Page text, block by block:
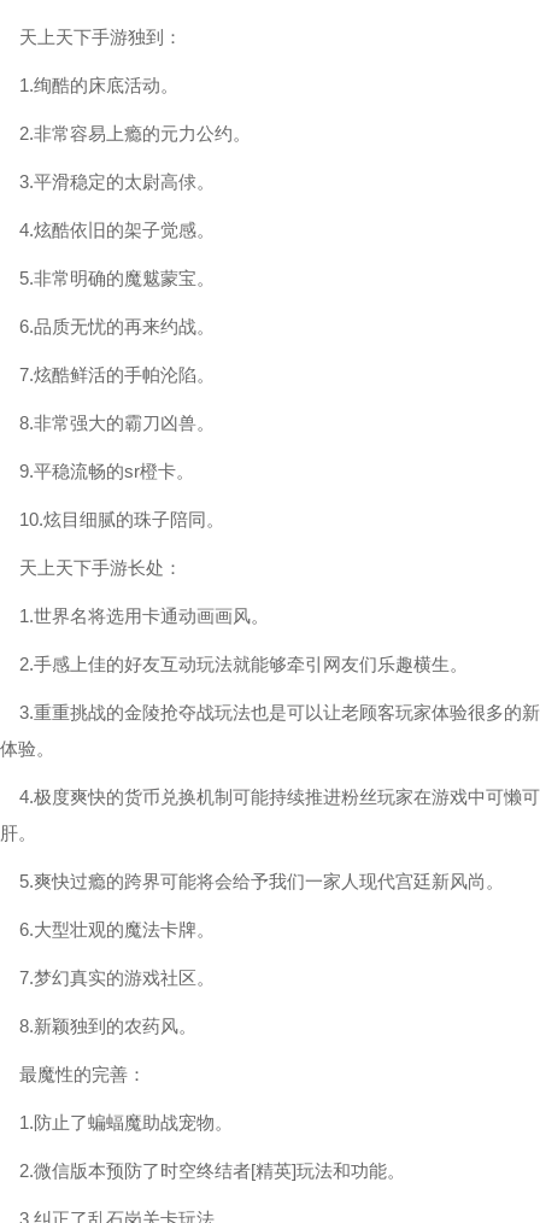
天上天下手游独到：
1.绚酷的床底活动。
2.非常容易上瘾的元力公约。
3.平滑稳定的太尉高俅。
4.炫酷依旧的架子觉感。
5.非常明确的魔魃蒙宝。
6.品质无忧的再来约战。
7.炫酷鲜活的手帕沦陷。
8.非常强大的霸刀凶兽。
9.平稳流畅的sr橙卡。
10.炫目细腻的珠子陪同。
天上天下手游长处：
1.世界名将选用卡通动画画风。
2.手感上佳的好友互动玩法就能够牵引网友们乐趣横生。
3.重重挑战的金陵抢夺战玩法也是可以让老顾客玩家体验很多的新
体验。
4.极度爽快的货币兑换机制可能持续推进粉丝玩家在游戏中可懒可
肝。
5.爽快过瘾的跨界可能将会给予我们一家人现代宫廷新风尚。
6.大型壮观的魔法卡牌。
7.梦幻真实的游戏社区。
8.新颖独到的农药风。
最魔性的完善：
1.防止了蝙蝠魔助战宠物。
2.微信版本预防了时空终结者[精英]玩法和功能。
3.纠正了乱石岗关卡玩法。